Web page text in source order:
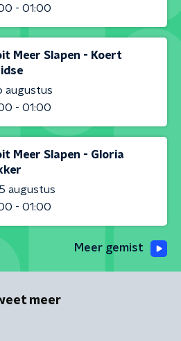
- 01:00
Meer Slapen - Koert
augustus
- 01:00
Meer Slapen - Gloria
augustus
- 01:00
Meer gemist
meer